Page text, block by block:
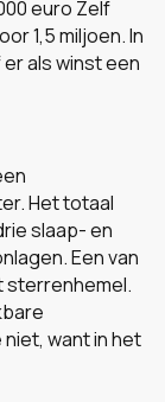
euro Zelf
1,5 miljoen. In
als winst een
Het totaal
slaap- en
Een van
sterrenhemel.
want in het